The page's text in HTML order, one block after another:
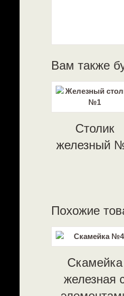
Вам также
Столик
железный
Похожие
Скамейка
железная